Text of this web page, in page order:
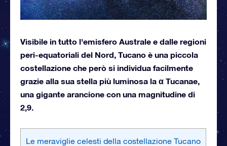
Visibile in tutto l'emisfero Australe e dalle regioni
peri-equatoriali del Nord, Tucano è una piccola
costellazione che però si individua facilmente
grazie alla sua stella più luminosa la α Tucanae,
una gigante arancione con una magnitudine di
2,9.
Le meraviglie celesti della costellazione Tucano